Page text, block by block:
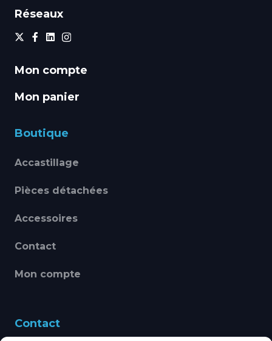
Réseaux
Mon compte
Mon panier
Boutique
Accastillage
Pièces détachées
Accessoires
Contact
Mon compte
Contact